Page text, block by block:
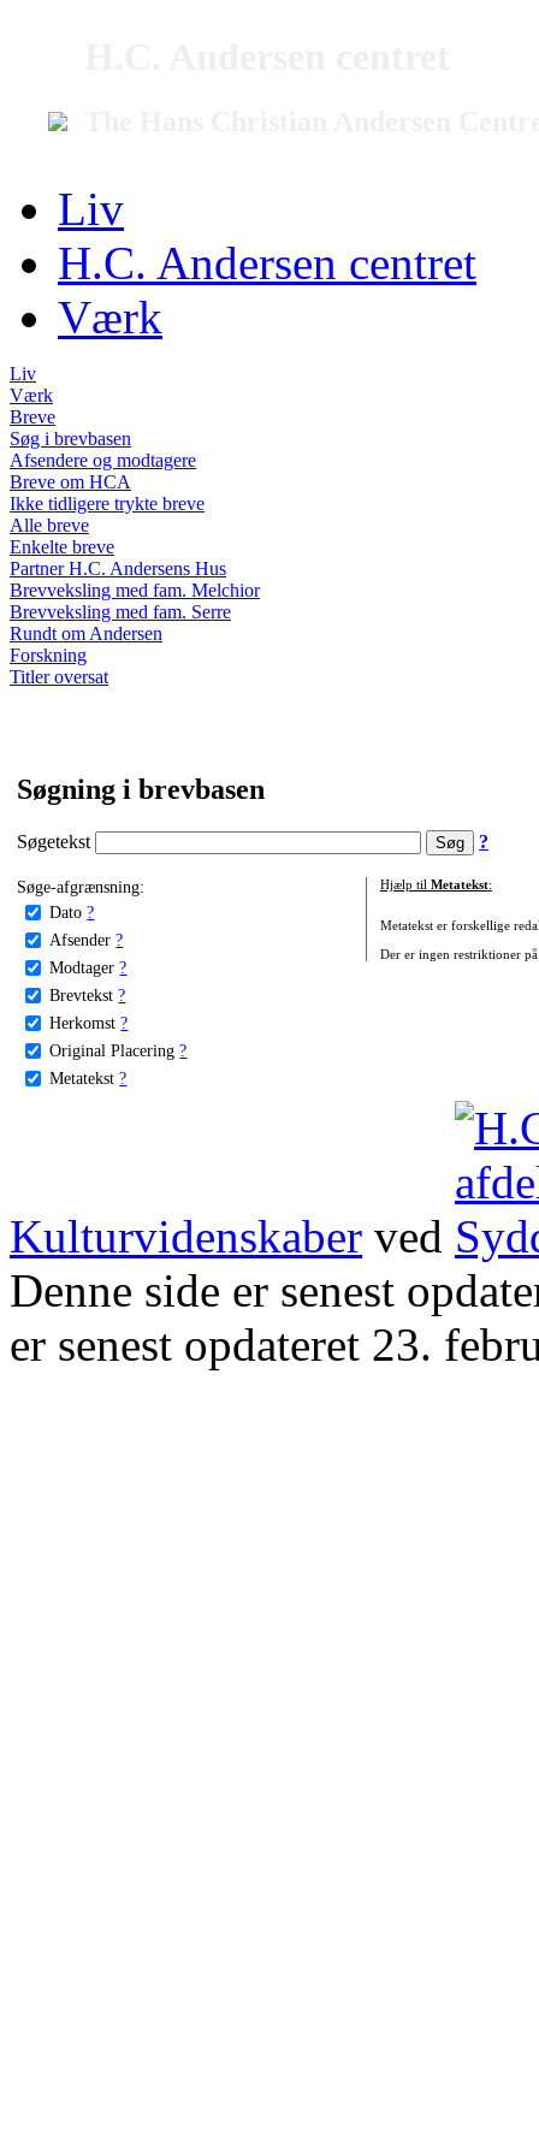
Liv
H.C. Andersen centret
Værk
Liv
Værk
Breve
Søg i brevbasen
Afsendere og modtagere
Breve om HCA
Ikke tidligere trykte breve
Alle breve
Enkelte breve
Partner H.C. Andersens Hus
Brevveksling med fam. Melchior
Brevveksling med fam. Serre
Rundt om Andersen
Forskning
Titler oversat
Søgning i brevbasen
Søgetekst ?
Søge-afgrænsning:
Dato ?
Afsender ?
Modtager ?
Brevtekst ?
Herkomst ?
Original Placering ?
Metatekst ?
Hjælp til Metatekst:
Metatekst er forskellige
Der er ingen restriktioner
Kulturvidenskaber ved
Denne side er senest
er senest opdateret 23.